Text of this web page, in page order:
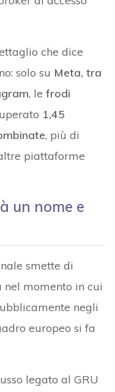
che dice
solo su Meta, tra
, lefrodi
1,45
, più di
piattaforme
un nome e
smette di
nel momento in cui
negli
europeo si fa
legato al GRU